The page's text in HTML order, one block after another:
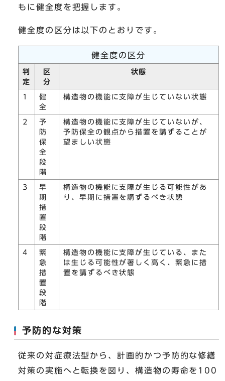
もに健全度を把握します。
健全度の区分は以下のとおりです。
健全度の区分
判
定
区
分
状態
1
健
全
構造物の機能に支障が生じていない状態
2
予
防
保
全
段
階
構造物の機能に支障が生じていないが、
予防保全の観点から措置を講ずることが
望ましい状態
3
早
期
措
置
段
階
構造物の機能に支障が生じる可能性があ
り、早期に措置を講ずるべき状態
4
緊
急
措
置
段
階
構造物の機能に支障が生じている、また
は生じる可能性が著しく高く、緊急に措
置を講ずるべき状態
予防的な対策
従来の対症療法型から、計画的かつ予防的な修繕
対策の実施へと転換を図り、構造物の寿命を100